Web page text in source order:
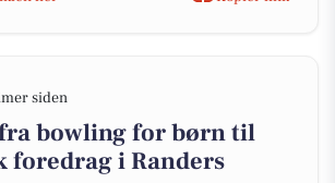
siden
bowling for børn til
foredrag i Randers